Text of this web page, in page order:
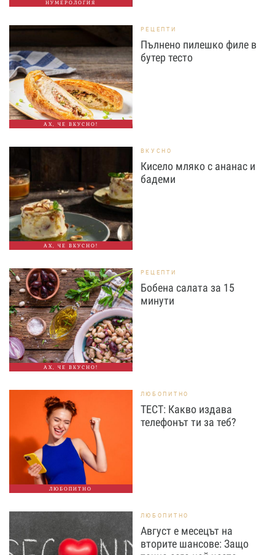
НУМЕРОЛОГИЯ
АХ, ЧЕ ВКУСНО!
РЕЦЕПТИ
Пълнено пилешко филе в
бутер тесто
АХ, ЧЕ ВКУСНО!
ВКУСНО
Кисело мляко с ананас и
бадеми
АХ, ЧЕ ВКУСНО!
РЕЦЕПТИ
Бобена салата за 15
минути
ЛЮБОПИТНО
ЛЮБОПИТНО
ТЕСТ: Какво издава
телефонът ти за теб?
ЛЮБОПИТНО
Август е месецът на
вторите шансове: Защо